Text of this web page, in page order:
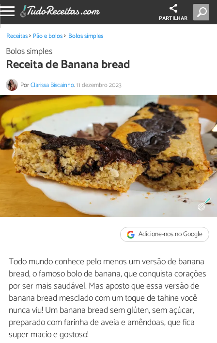
PARTILHAR
Receitas Pão e bolos Bolos simples
Bolos simples
Receita de Banana bread
PorClarissa Biscainho.11 dezembro 2023
Adicione-nos no Google
Todo mundo conhece pelo menos um versão de banana
bread, o famoso bolo de banana, que conquista corações
por ser mais saudável. Mas aposto que essa versão de
banana bread mesclado com um toque de tahine você
nunca viu! Um banana bread sem glúten, sem açùcar,
preparado com farinha de aveia e amêndoas, que fica
super macio e gostoso!